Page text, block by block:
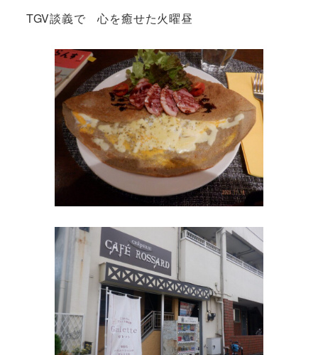
TGV談義で 心を癒せた火曜昼